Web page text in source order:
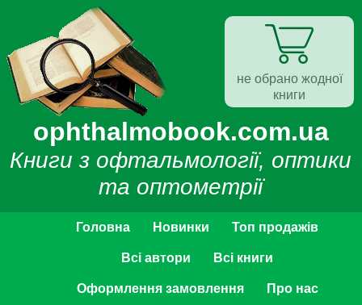
ophthalmobook.com.ua
Книги з офтальмології, оптики
та оптометрії
Головна Новинки Топ продажів
Всі автори Всі книги
Оформлення замовлення Про нас
не обрано жодної
книги